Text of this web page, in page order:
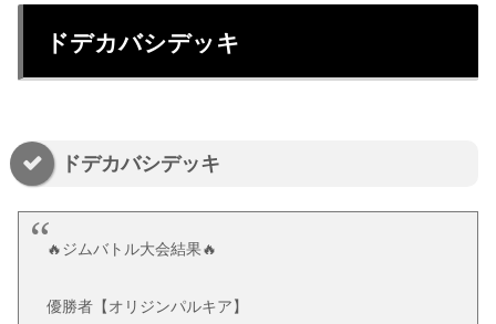
ドデカバシデッキ
ドデカバシデッキ
🔥ジムバトル大会結果🔥
優勝者【オリジンパルキア】